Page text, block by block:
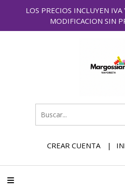
LOS PRECIOS INCLUYEN IVA
MODIFICACION SIN
CREAR CUENTA